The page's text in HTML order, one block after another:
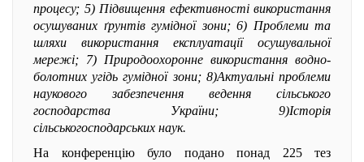
процесу; 5) Підвищення ефективності використання
осушуваних ґрунтів гумідної зони; 6) Проблеми та
шляхи використання експлуатації осушувальної
мережі; 7) Природоохоронне використання водно-
болотних угідь гумідної зони; 8)Актуальні проблеми
наукового забезпечення ведення сільського
господарства України; 9)Історія
сільськогосподарських наук.
На конференцію було подано понад 225 тез